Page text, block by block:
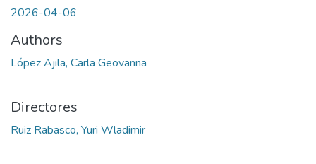
2026-04-06
Authors
López Ajila, Carla Geovanna
Directores
Ruiz Rabasco, Yuri Wladimir